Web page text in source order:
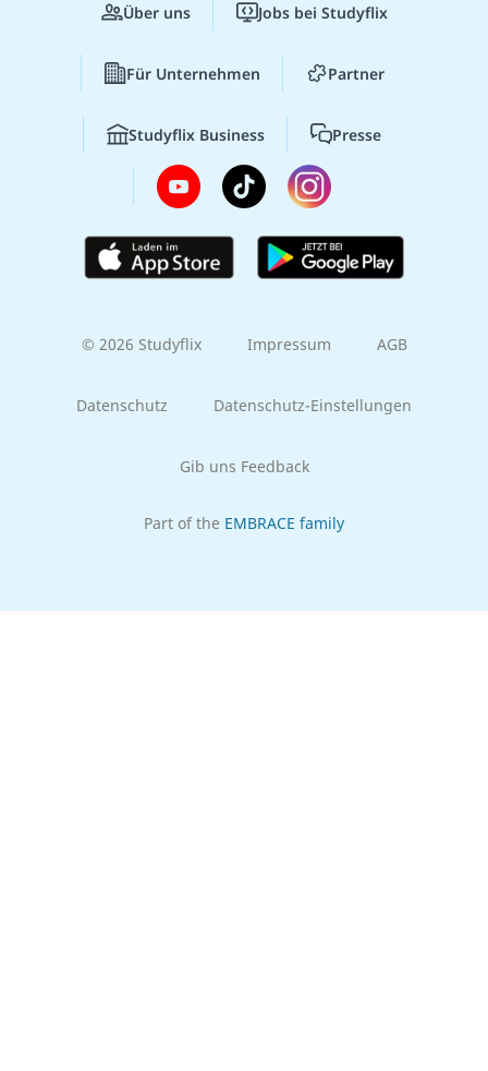
Über uns Jobs bei Studyflix
Für Unternehmen Partner
Studyflix Business Presse
© 2026 Studyflix Impressum AGB
Datenschutz Datenschutz-Einstellungen
Gib uns Feedback
Part of the EMBRACE family